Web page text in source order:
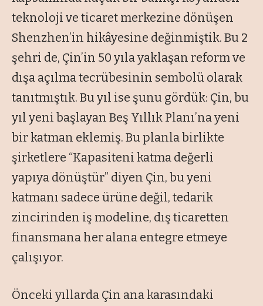
teknoloji ve ticaret merkezine dönüşen
Shenzhen’in hikâyesine değinmiştik. Bu 2
şehri de, Çin’in 50 yıla yaklaşan reform ve
dışa açılma tecrübesinin sembolü olarak
tanıtmıştık. Bu yıl ise şunu gördük: Çin, bu
yıl yeni başlayan Beş Yıllık Planı’na yeni
bir katman eklemiş. Bu planla birlikte
şirketlere “Kapasiteni katma değerli
yapıya dönüştür” diyen Çin, bu yeni
katmanı sadece ürüne değil, tedarik
zincirinden iş modeline, dış ticaretten
finansmana her alana entegre etmeye
çalışıyor.
Önceki yıllarda Çin ana karasındaki